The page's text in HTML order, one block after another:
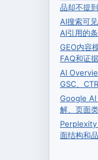
品却不提
AI搜索可
AI引用的
GEO内容
FAQ和证
AI
GSC、
Google AI
解、页面
Perplexity
面结构和